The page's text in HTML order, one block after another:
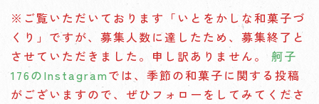
※ご覧いただいております「いとをかしな和菓子づ
くり」ですが、募集人数に達したため、募集終了と
させていただきました。申し訳ありません。 舸子
176のInstagramでは、季節の和菓子に関する投稿
がございますので、ぜひフォローをしてみてくださ